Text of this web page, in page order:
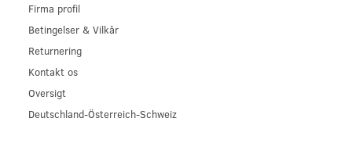
Firma profil
Betingelser & Vilkår
Returnering
Kontakt os
Oversigt
Deutschland-Österreich-Schweiz